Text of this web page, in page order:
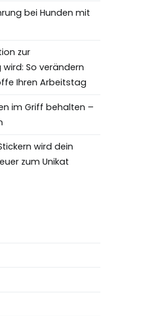
bei Hunden mit
zur
So verändern
Ihren Arbeitstag
im Griff behalten –
wird dein
zum Unikat